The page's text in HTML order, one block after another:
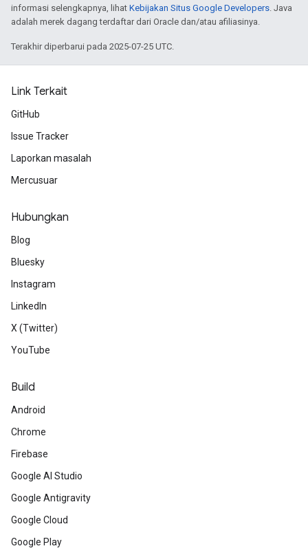
informasi selengkapnya, lihat Kebijakan Situs Google Developers. Java
adalah merek dagang terdaftar dari Oracle dan/atau afiliasinya.
Terakhir diperbarui pada 2025-07-25 UTC.
Link Terkait
GitHub
Issue Tracker
Laporkan masalah
Mercusuar
Hubungkan
Blog
Bluesky
Instagram
LinkedIn
X (Twitter)
YouTube
Build
Android
Chrome
Firebase
Google AI Studio
Google Antigravity
Google Cloud
Google Play